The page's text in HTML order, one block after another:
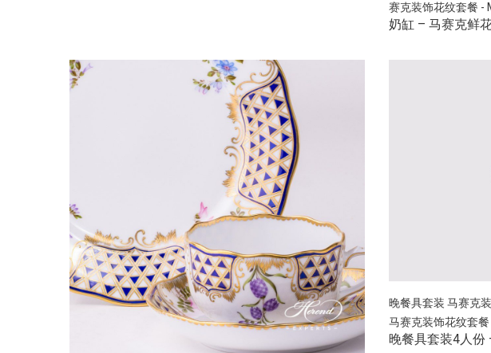
赛克装饰花纹套餐 -
奶缸 – 马赛克鲜
晚餐具套装 马赛克
马赛克装饰花纹套
晚餐具套装4人份